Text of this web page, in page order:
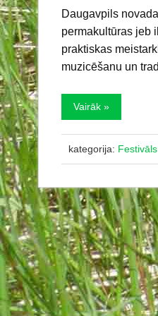
Daugavpils
permakultūras jeb
praktiskas
muzicēšanu un
Vairāk »
kategorija: